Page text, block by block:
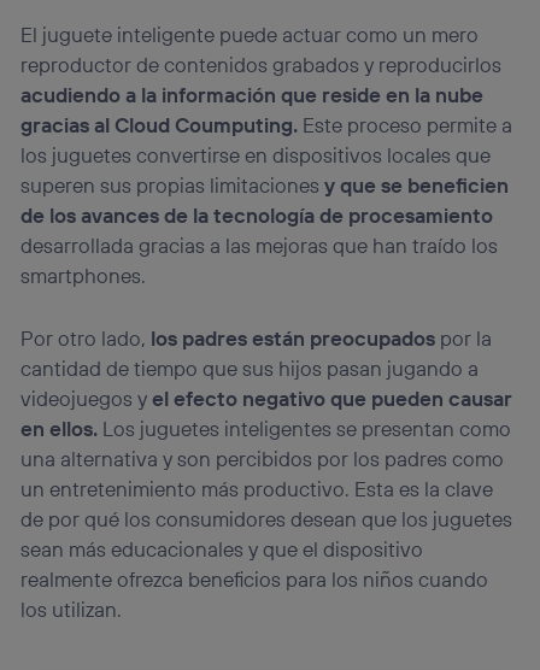
El juguete inteligente puede actuar como un mero
reproductor de contenidos grabados y reproducirlos
acudiendo a la información que reside en la nube
gracias al Cloud Coumputing. Este proceso permite a
los juguetes convertirse en dispositivos locales que
superen sus propias limitacionesy que se beneficien
de los avances de la tecnología de procesamiento
desarrollada gracias a las mejoras que han traído los
smartphones.
Por otro lado, los padres están preocupados por la
cantidad de tiempo que sus hijos pasan jugando a
videojuegos yel efecto negativo que pueden causar
en ellos. Los juguetes inteligentes se presentan como
una alternativa y son percibidos por los padres como
un entretenimiento más productivo. Esta es la clave
de por qué los consumidores desean que los juguetes
sean más educacionales y que el dispositivo
realmente ofrezca beneficios para los niños cuando
los utilizan.